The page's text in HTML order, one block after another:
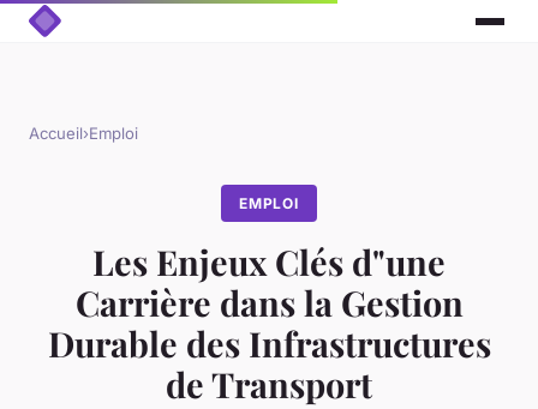
Accueil›Emploi
EMPLOI
Les Enjeux Clés d"une
Carrière dans la Gestion
Durable des Infrastructures
de Transport